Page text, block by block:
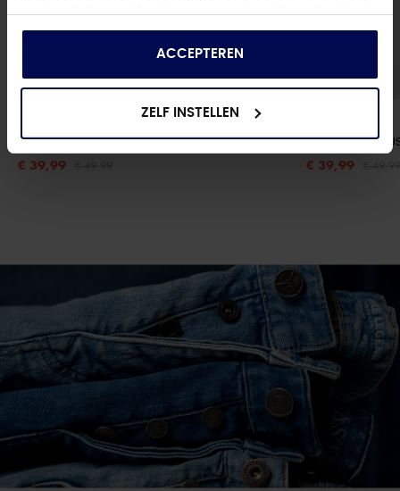
andere informatie die u aan ze heeft verstrekt of
die ze hebben verzameld op basis van uw gebruik
ACCEPTEREN
ZELF INSTELLEN
ONLBLUSH MID FL STAYBLUE DNM REA023- DARK BLUE DENIM
€ 39,99
ONLMADISON
€ 39,99